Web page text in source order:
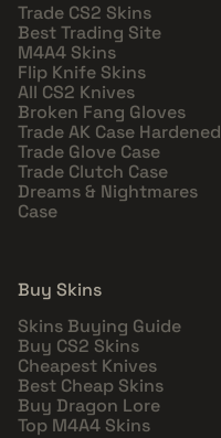
Trade CS2 Skins
Best Trading Site
M4A4 Skins
Flip Knife Skins
All CS2 Knives
Broken Fang Gloves
Trade AK Case Hardened
Trade Glove Case
Trade Clutch Case
Dreams & Nightmares
Case
Buy Skins
Skins Buying Guide
Buy CS2 Skins
Cheapest Knives
Best Cheap Skins
Buy Dragon Lore
Top M4A4 Skins